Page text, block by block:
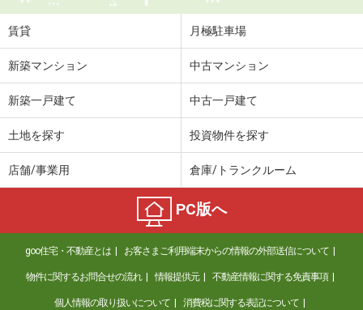
専有面積
兵庫県神戸市灘区将軍通２丁目
6.80万円
兵庫県伊丹市荻野３
8.70万円
住 所
兵庫県伊丹市荻野３
専有面積 65.7m²
間取り
3LDK
兵庫県伊丹市北本町２
賃貸 月極駐車場
新築マンション 中古マンション
新築一戸建て 中古一戸建て
土地を探す 投資物件を探す
店舗/事業用 倉庫/トランクルーム
PC版へ
goo住宅・不動産とは お客さまご利用端末からの情報の外部送信について
物件に関するお問合せの流れ 情報提供元 不動産情報に関する免責事項
個人情報の取り扱いについて 消費税に関する表記について